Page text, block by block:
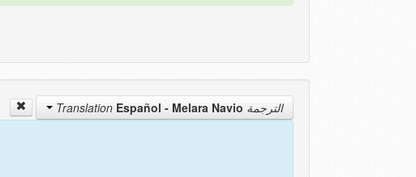
الترجمة Translation Español - Melara Navio